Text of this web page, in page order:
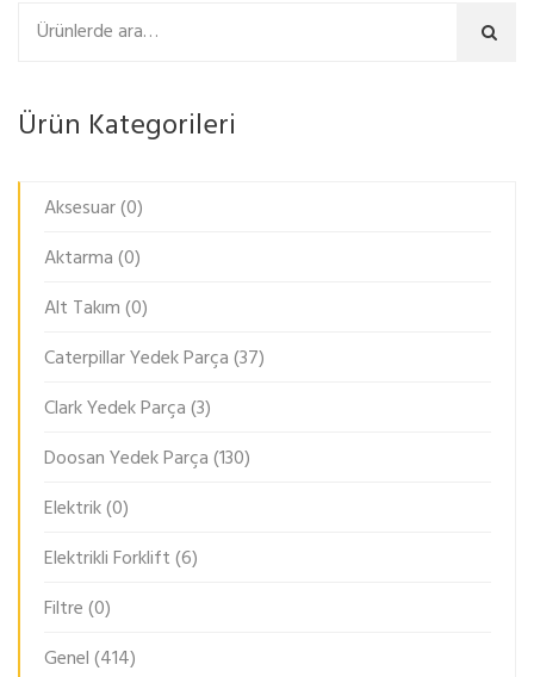
Ara
Ürün Kategorileri
Aksesuar(0)
Aktarma(0)
Alt Takım(0)
Caterpillar Yedek Parça(37)
Clark Yedek Parça(3)
Doosan Yedek Parça(130)
Elektrik(0)
Elektrikli Forklift(6)
Filtre(0)
Genel(414)